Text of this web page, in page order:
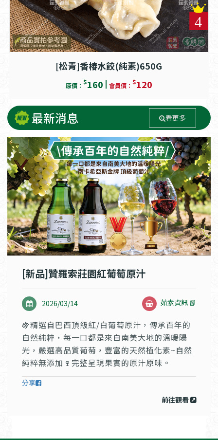
[松青]香椿水餃(純素)650G
原價： $160 會員價： $120
最新消息 看更多
[新品]贊羅索莊園紅葡萄原汁
2026/03/14 茹素資訊 📗
🍇精選自巴西頂級紅/白葡萄原汁，傳承百年的
自然純粹，每一口都是來自南美大地的溫暖陽
光，嚴選高品質葡萄，豐富的天然植化素~自然
純粹無添加🍷完整呈現果實的原汁原味。
分享
前往觀看